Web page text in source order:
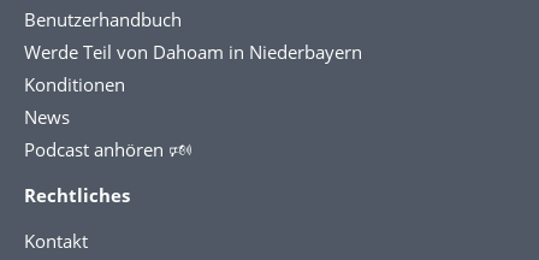
Benutzerhandbuch
Werde Teil von Dahoam in Niederbayern
Konditionen
News
Podcast anhören 🕬
Rechtliches
Kontakt